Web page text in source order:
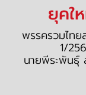
ยุคใ
พรรครวมไท
1/
นายพีระพันธุ์